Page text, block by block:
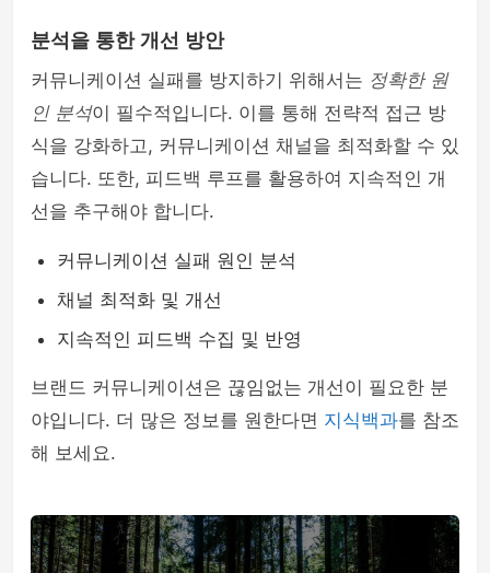
분석을 통한 개선 방안
커뮤니케이션 실패를 방지하기 위해서는 정확한 원
인 분석이 필수적입니다. 이를 통해 전략적 접근 방
식을 강화하고, 커뮤니케이션 채널을 최적화할 수 있
습니다. 또한, 피드백 루프를 활용하여 지속적인 개
선을 추구해야 합니다.
커뮤니케이션 실패 원인 분석
채널 최적화 및 개선
지속적인 피드백 수집 및 반영
브랜드 커뮤니케이션은 끊임없는 개선이 필요한 분
야입니다. 더 많은 정보를 원한다면 지식백과를 참조
해 보세요.